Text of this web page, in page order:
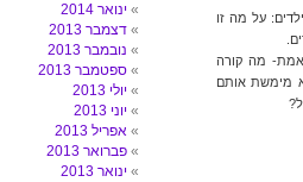
על מה זו
מה קורה
מימשת אותם
ינואר 2014
דצמבר 2013
נובמבר 2013
ספטמבר 2013
יולי 2013
יוני 2013
אפריל 2013
פברואר 2013
ינואר 2013